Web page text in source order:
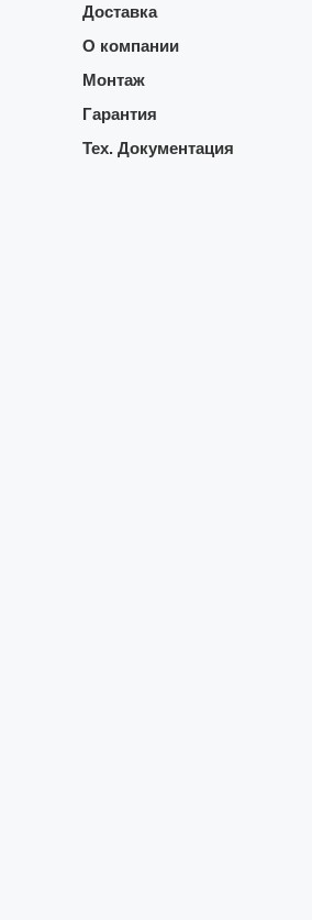
Доставка
О компании
Монтаж
Гарантия
Тех. Документация